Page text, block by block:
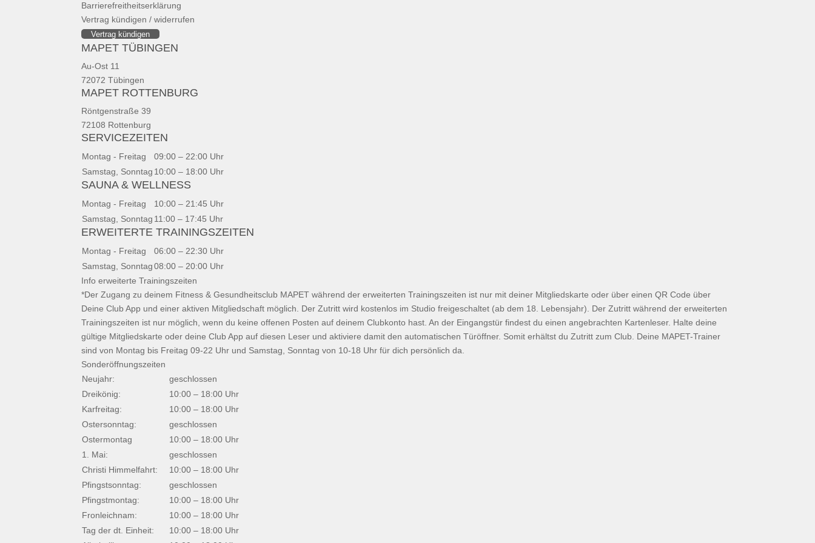
Barrierefreitheitserklärung
Vertrag kündigen / widerrufen
Vertrag kündigen
MAPET TÜBINGEN
Au-Ost 11
72072 Tübingen
MAPET ROTTENBURG
Röntgenstraße 39
72108 Rottenburg
SERVICEZEITEN
Montag - Freitag
09:00 – 22:00 Uhr
Samstag, Sonntag 10:00 – 18:00 Uhr
SAUNA & WELLNESS
Montag - Freitag
10:00 – 21:45 Uhr
Samstag, Sonntag 11:00 – 17:45 Uhr
ERWEITERTE TRAININGSZEITEN
Montag - Freitag
06:00 – 22:30 Uhr
Samstag, Sonntag 08:00 – 20:00 Uhr
Info erweiterte Trainingszeiten
*Der Zugang zu deinem Fitness & Gesundheitsclub MAPET während der erweiterten Trainingszeiten ist nur mit deiner Mitgliedskarte oder über einen QR Code über
Deine Club App und einer aktiven Mitgliedschaft möglich. Der Zutritt wird kostenlos im Studio freigeschaltet (ab dem 18. Lebensjahr). Der Zutritt während der erweiterten
Trainingszeiten ist nur möglich, wenn du keine offenen Posten auf deinem Clubkonto hast. An der Eingangstür findest du einen angebrachten Kartenleser. Halte deine
gültige Mitgliedskarte oder deine Club App auf diesen Leser und aktiviere damit den automatischen Türöffner. Somit erhältst du Zutritt zum Club. Deine MAPET-Trainer
sind von Montag bis Freitag 09-22 Uhr und Samstag, Sonntag von 10-18 Uhr für dich persönlich da.
Sonderöffnungszeiten
Neujahr:
geschlossen
Dreikönig:
10:00 – 18:00 Uhr
Karfreitag:
10:00 – 18:00 Uhr
Ostersonntag:
geschlossen
Ostermontag
10:00 – 18:00 Uhr
1. Mai:
geschlossen
Christi Himmelfahrt:
10:00 – 18:00 Uhr
Pfingstsonntag:
geschlossen
Pfingstmontag:
10:00 – 18:00 Uhr
Fronleichnam:
10:00 – 18:00 Uhr
Tag der dt. Einheit:
10:00 – 18:00 Uhr